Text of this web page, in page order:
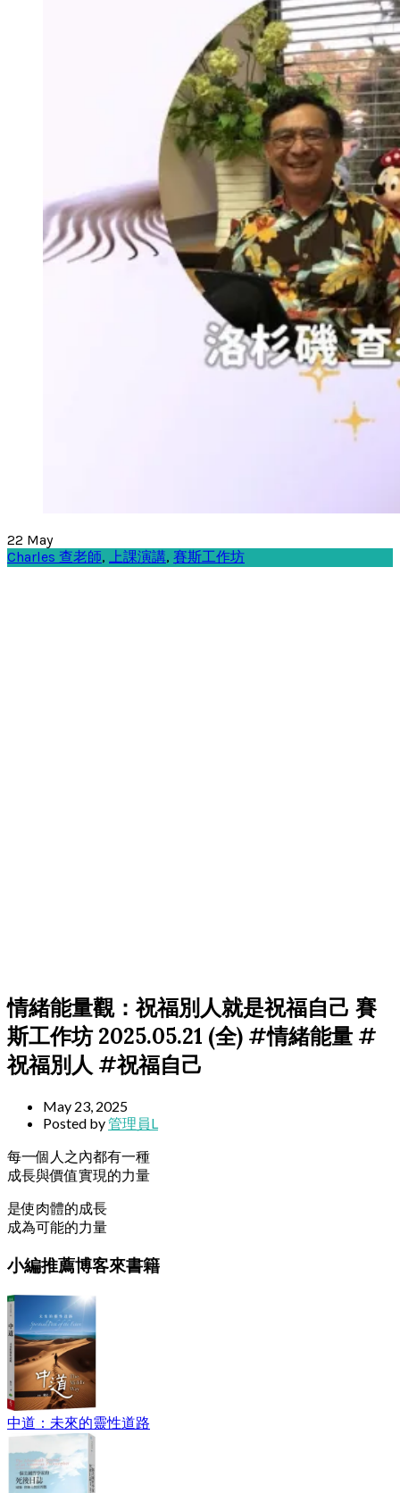
22 May
Charles 查老師, 上課演講, 賽斯工作坊
情緒能量觀：祝福別人就是祝福自己 賽
斯工作坊 2025.05.21 (全) #情緒能量 #
祝福別人 #祝福自己
May 23, 2025
Posted by管理員L
每一個人之內都有一種
成長與價值實現的力量
是使肉體的成長
成為可能的力量
小編推薦博客來書籍
中道：未來的靈性道路